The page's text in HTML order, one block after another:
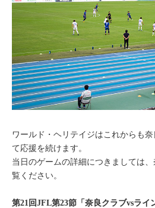
ワールド・ヘリテイジはこれからも
て応援を続けます。
当日のゲームの詳細につきましては
覧ください。
第21回JFL第23節「奈良クラブvsライ